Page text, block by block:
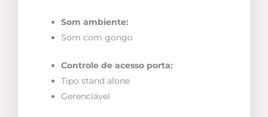
Som ambiente:
Som com gongo
Controle de acesso porta:
Tipo stand alone
Gerenciável